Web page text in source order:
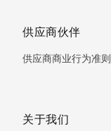
供应商伙伴
供应商商业行为准则
关于我们